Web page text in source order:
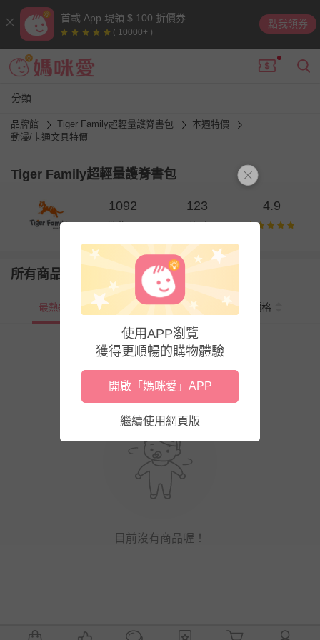
首載 App 現領 $ 100 折價券
( 10000+ )
點我領券
分類
品牌館 Tiger Family超輕量護脊書包
本週特價
動漫/卡通文具特價
Tiger Family超輕量護脊書包
1092 123 4.9
所有商品
最熱銷 新上市 價格
目前沒有商品喔！
使用APP瀏覽
獲得更順暢的購物體驗
開啟「媽咪愛」APP
繼續使用網頁版